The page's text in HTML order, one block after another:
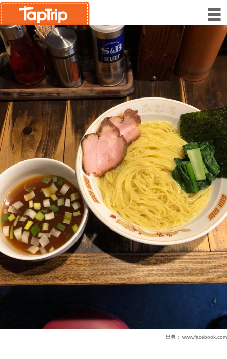
出典： www.facebook.com